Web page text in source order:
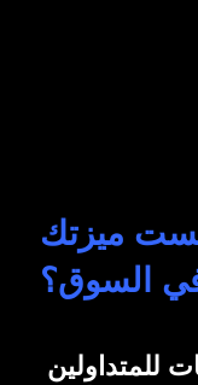
ميزتك
في السوق؟